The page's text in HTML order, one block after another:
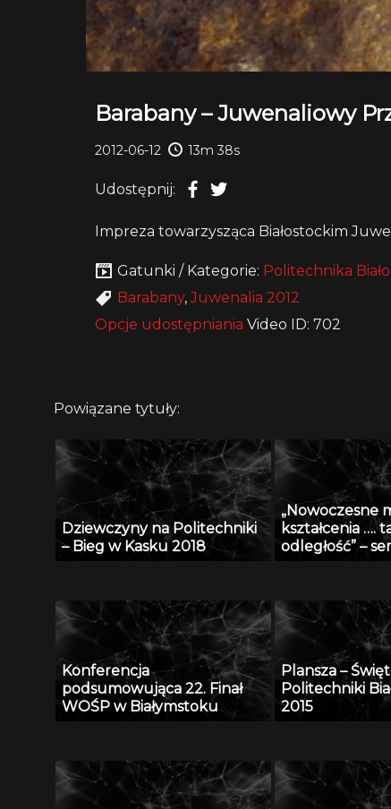
Barabany – Juwenaliowy
2012-06-12 13m 38s
Udostępnij:
Impreza towarzysząca Białostockim
Gatunki / Kategorie: Politechnika
Barabany,Juwenalia 2012
Opcje udostępniania Video ID: 702
Powiązane tytuły:
Dziewczyny na Politechniki
– Bieg w Kasku 2018
„Nowoczesne
kształcenia ….
odległość” –
Konferencja
podsumowująca 22. Finał
WOŚP w Białymstoku
Plansza –
Politechniki
2015